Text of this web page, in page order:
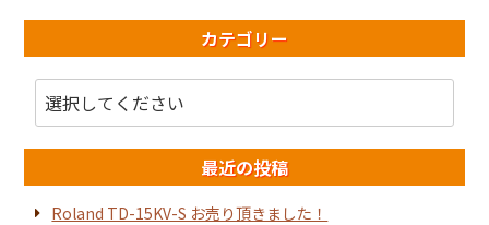
カテゴリー
最近の投稿
Roland TD-15KV-S お売り頂きました！